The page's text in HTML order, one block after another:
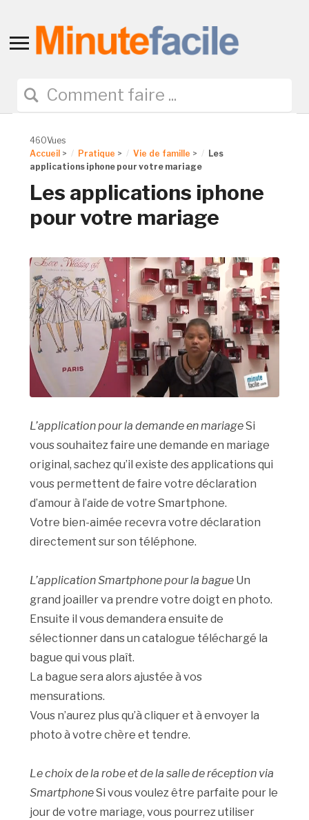
Toggle
navigation
460Vues
Accueil > Pratique > Vie de famille >
Les
applications iphone pour votre mariage
Les applications iphone
pour votre mariage
L’application pour la demande en mariageSi
vous souhaitez faire une demande en mariage
original, sachez qu’il existe des applications qui
vous permettent de faire votre déclaration
d’amour à l’aide de votre Smartphone.
Votre bien-aimée recevra votre déclaration
directement sur son téléphone.
L’application Smartphone pour la bague Un
grand joailler va prendre votre doigt en photo.
Ensuite il vous demandera ensuite de
sélectionner dans un catalogue téléchargé la
bague qui vous plaît.
La bague sera alors ajustée à vos
mensurations.
Vous n’aurez plus qu’à cliquer et à envoyer la
photo à votre chère et tendre.
Le choix de la robe et de la salle de réception via
SmartphoneSi vous voulez être parfaite pour le
jour de votre mariage, vous pourrez utiliser